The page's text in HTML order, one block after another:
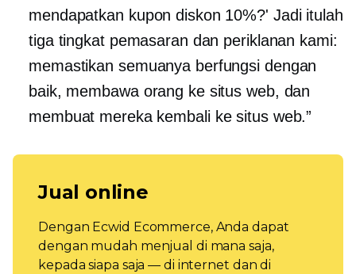
mendapatkan kupon diskon 10%?' Jadi itulah
tiga tingkat pemasaran dan periklanan kami:
memastikan semuanya berfungsi dengan
baik, membawa orang ke situs web, dan
membuat mereka kembali ke situs web.”
Jual online
Dengan Ecwid Ecommerce, Anda dapat
dengan mudah menjual di mana saja,
kepada siapa saja — di internet dan di